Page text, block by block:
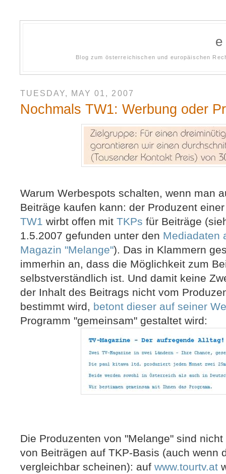
Blog zum österreichischen und europäischen
TUESDAY, MAY 01, 2007
Nochmals TW1: Werbung oder
Warum Werbespots schalten, wenn man
Beiträge kaufen kann: der Produzent
TW1 wirbt offen mit TKPs für Beiträge
1.5.2007 gefunden unter den Mediadaten
Magazin "Melange"). Das in Klammern
immerhin an, dass die Möglichkeit zum
selbstverständlich ist. Und damit keine
der Inhalt des Beitrags nicht vom
bestimmt wird, betont dieser auf seiner
Programm "gemeinsam" gestaltet wird:
Die Produzenten von "Melange" sind
von Beiträgen auf TKP-Basis (auch wenn
vergleichbar scheinen): auf www.tourtv.at